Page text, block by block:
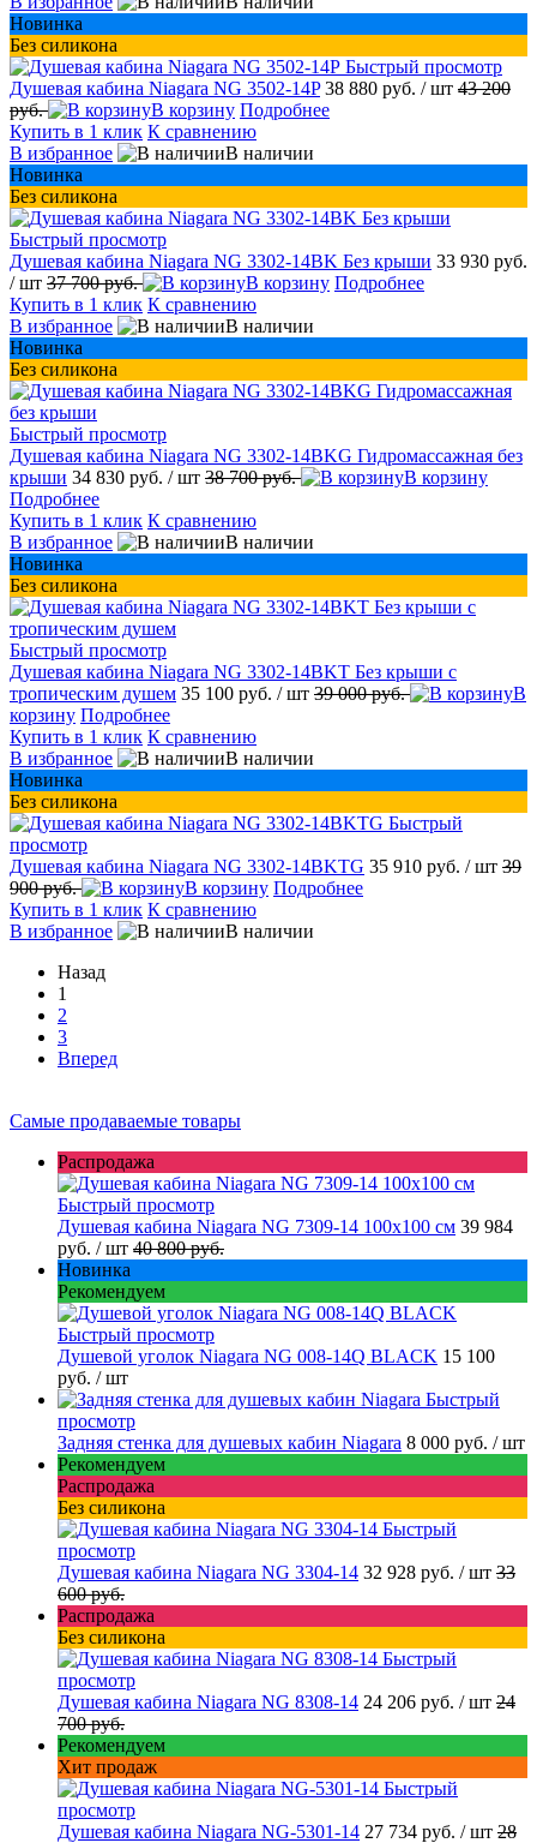
Новинка
Без силикона
Быстрый просмотр
Душевая кабина Niagara NG 3502-14P 38 880 руб. / шт 43 200
руб.
В корзину Подробнее
Купить в 1 клик К сравнению
В избранное
В наличии
Новинка
Без силикона
Быстрый просмотр
Душевая кабина Niagara NG 3302-14BK Без крыши 33 930 руб.
/ шт 37 700 руб. В корзину Подробнее
Купить в 1 клик К сравнению
В избранное
В наличии
Новинка
Без силикона
Быстрый просмотр
Душевая кабина Niagara NG 3302-14BKG Гидромассажная без
крыши 34 830 руб. / шт 38 700 руб.
В корзину
Подробнее
Купить в 1 клик К сравнению
В избранное
В наличии
Новинка
Без силикона
Быстрый просмотр
Душевая кабина Niagara NG 3302-14BKT Без крыши с
тропическим душем 35 100 руб. / шт 39 000 руб.
В
корзину Подробнее
Купить в 1 клик К сравнению
В избранное
В наличии
Новинка
Без силикона
Быстрый
просмотр
Душевая кабина Niagara NG 3302-14BKTG 35 910 руб. / шт 39
900 руб.
В корзину Подробнее
Купить в 1 клик К сравнению
В избранное
В наличии
Назад
1
2
3
Вперед
Самые продаваемые товары
Распродажа
Быстрый просмотр
Душевая кабина Niagara NG 7309-14 100x100 см 39 984
руб. / шт 40 800 руб.
Новинка
Рекомендуем
Быстрый просмотр
Душевой уголок Niagara NG 008-14Q BLACK 15 100
руб. / шт
Быстрый
просмотр
Задняя стенка для душевых кабин Niagara 8 000 руб. / шт
Рекомендуем
Распродажа
Без силикона
Быстрый
просмотр
Душевая кабина Niagara NG 3304-14 32 928 руб. / шт 33
600 руб.
Распродажа
Без силикона
Быстрый
просмотр
Душевая кабина Niagara NG 8308-14 24 206 руб. / шт 24
700 руб.
Рекомендуем
Хит продаж
Быстрый
просмотр
Душевая кабина Niagara NG-5301-14 27 734 руб. / шт 28